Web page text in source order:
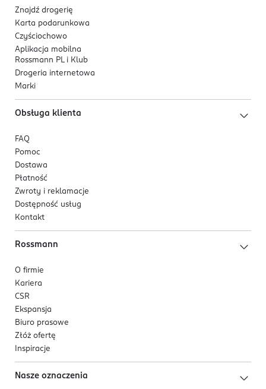
603895822
PL-Polska
Kod EAN
5 902633 840006
Znajdź drogerię
Karta podarunkowa
Czyściochowo
Aplikacja mobilna
Rossmann PL i Klub
Drogeria internetowa
Marki
Obsługa klienta
FAQ
Pomoc
Dostawa
Płatność
Zwroty i reklamacje
Dostępność usług
Kontakt
Rossmann
O firmie
Kariera
CSR
Ekspansja
Biuro prasowe
Złóż ofertę
Inspiracje
Nasze oznaczenia